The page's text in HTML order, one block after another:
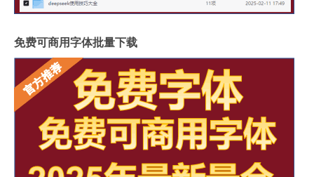
免费可商用字体批量下载